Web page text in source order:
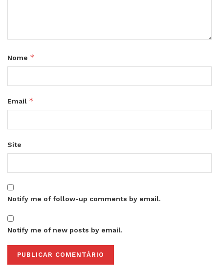
Nome *
Email *
Site
Notify me of follow-up comments by email.
Notify me of new posts by email.